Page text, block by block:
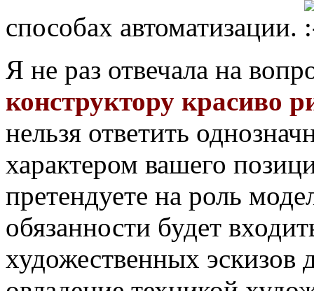
способах автоматизации.
Я не раз отвечала на
конструктору красиво
нельзя ответить
характером вашего
претендуете на роль
обязанности будет
художественных эскизов